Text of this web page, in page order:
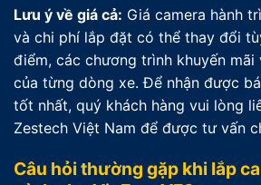
Lưu ý về giá cả: Giá camera hành
và chi phí lắp đặt có thể thay đổi
điểm, các chương trình khuyến mãi
của từng dòng xe. Để nhận được
tốt nhất, quý khách hàng vui lòng
Zestech Việt Nam để được tư vấn
Câu hỏi thường gặp khi lắp